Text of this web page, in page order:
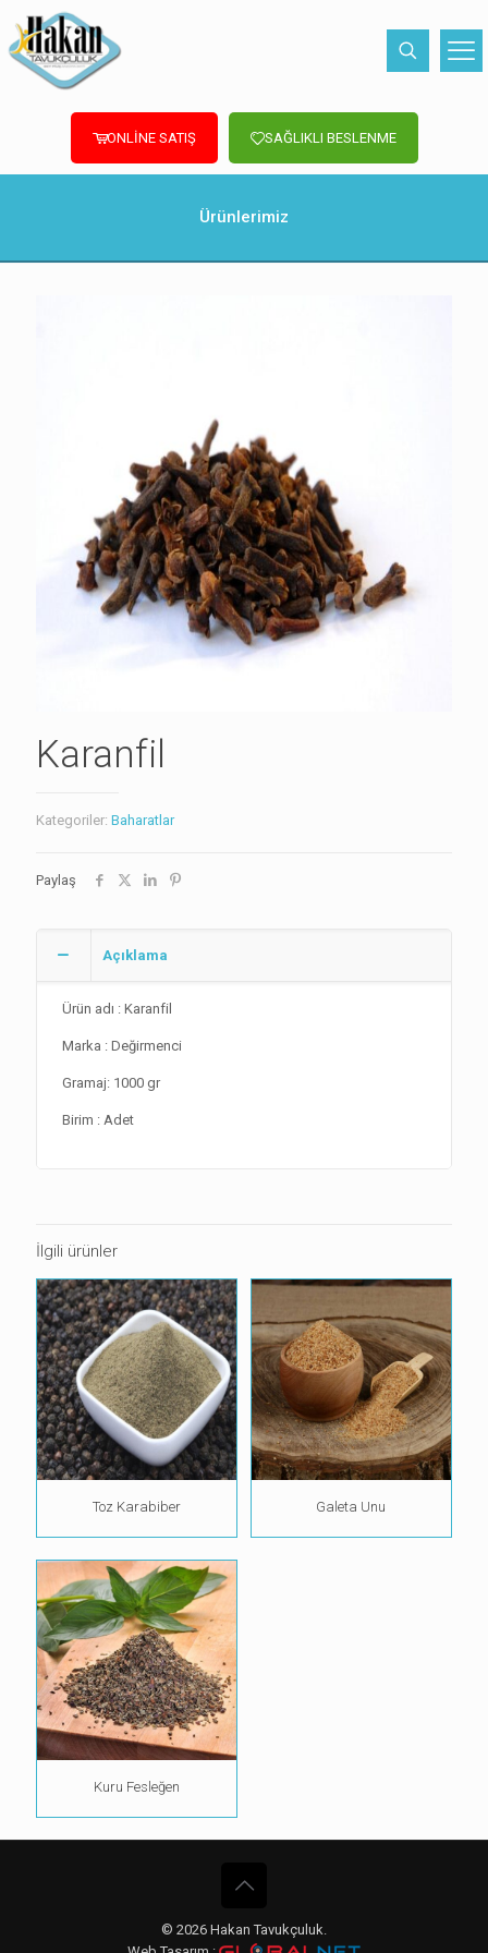
ONLİNE SATIŞ SAĞLIKLI BESLENME
Ürünlerimiz
Karanfil
Kategoriler: Baharatlar
Paylaş
Açıklama
Ürün adı : Karanfil
Marka : Değirmenci
Gramaj: 1000 gr
Birim : Adet
İlgili ürünler
Toz Karabiber Galeta Unu
Kuru Fesleğen
© 2026 Hakan Tavukçuluk.